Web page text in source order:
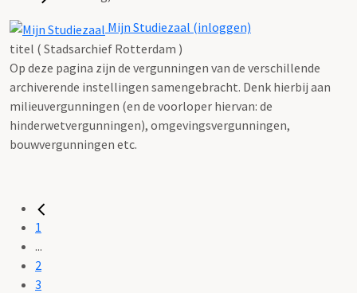
Mijn Studiezaal (inloggen)
titel ( Stadsarchief Rotterdam )
Op deze pagina zijn de vergunningen van de verschillende
archiverende instellingen samengebracht. Denk hierbij aan
milieuvergunningen (en de voorloper hiervan: de
hinderwetvergunningen), omgevingsvergunningen,
bouwvergunningen etc.
1
...
2
3